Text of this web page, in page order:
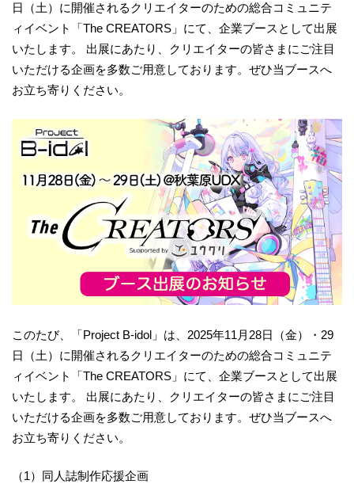
日（土）に開催されるクリエイターのための総合コミュニテ
ィイベント「The CREATORS」にて、企業ブースとして出展
いたします。 出展にあたり、クリエイターの皆さまにご注目
いただける企画を多数ご用意しております。ぜひ当ブースへ
お立ち寄りください。
このたび、「Project B-idol」は、2025年11月28日（金）・29
日（土）に開催されるクリエイターのための総合コミュニテ
ィイベント「The CREATORS」にて、企業ブースとして出展
いたします。 出展にあたり、クリエイターの皆さまにご注目
いただける企画を多数ご用意しております。ぜひ当ブースへ
お立ち寄りください。
（1）同人誌制作応援企画